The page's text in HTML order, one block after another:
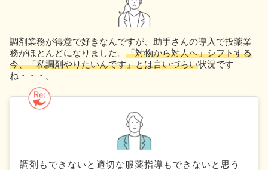
調剤業務が得意で好きなんですが、助手さんの導入で投薬業
務がほとんどになりました。 「対物から対人へ」シフトする
今、「私調剤やりたいんです」とは言いづらい状況です
ね・・・。
調剤もできないと適切な服薬指導もできないと思う